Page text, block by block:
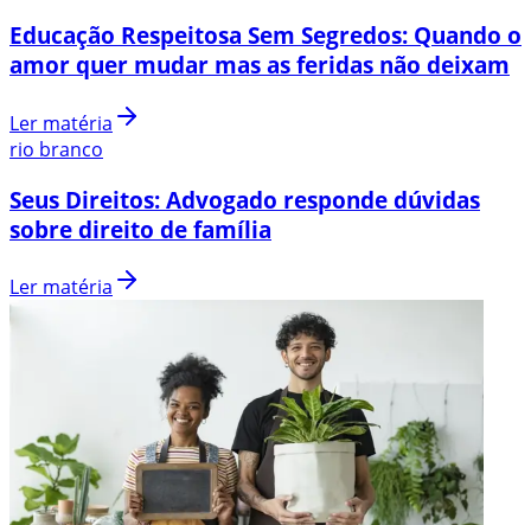
Educação Respeitosa Sem Segredos: Quando o
amor quer mudar mas as feridas não deixam
Ler matéria
rio branco
Seus Direitos: Advogado responde dúvidas
sobre direito de família
Ler matéria